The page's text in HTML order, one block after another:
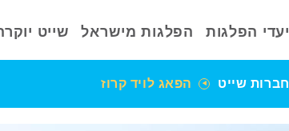
יעדי הפלגות הפלגות מישראל שייט
חברות שייט הפאג לויד קרוז